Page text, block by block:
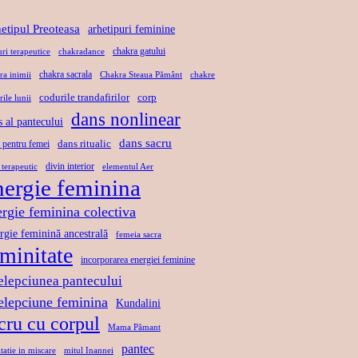
L
I
B
E
R
T
A
T
A
R
E
P
R
I
N
D
N
S
A
N
S
U
L
U
I
S
A
C
R
U
Preoteasa arhetipuri feminine
terapeutice chakradance chakra gatului
inimii chakra sacrala Chakra Steaua Pământ chakre
lunii codurile trandafirilor corp
al pantecului dans nonlinear
pentru femei dans ritualic dans sacru
terapeutic divin interior elementul Aer
feminina
feminina colectiva
feminină ancestrală femeia sacra
incorporarea energiei feminine
pantecului
feminina Kundalini
cu corpul Mama Pămant
in miscare mitul Inannei pantec